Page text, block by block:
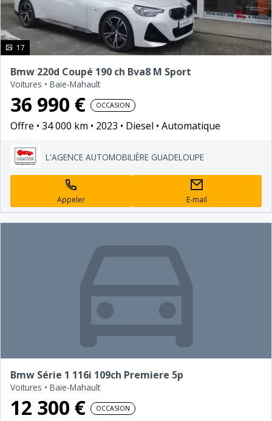
17 photo(s)
Bmw 220d Coupé 190 ch Bva8 M Sport
Voitures • Baie-Mahault
36 990 € OCCASION
Offre 34 000 km 2023 Diesel Automatique
L'AGENCE AUTOMOBILIÈRE GUADELOUPE
Appeler E-mail
Bmw Série 1 116i 109ch Premiere 5p
Voitures • Baie-Mahault
12 300 € OCCASION